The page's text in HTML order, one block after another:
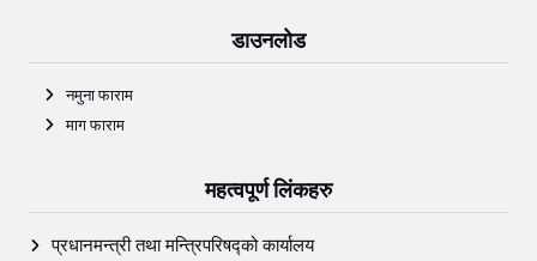
डाउनलोड
नमुना फाराम
माग फाराम
महत्वपूर्ण लिंकहरु
प्रधानमन्त्री तथा मन्त्रिपरिषद्को कार्यालय